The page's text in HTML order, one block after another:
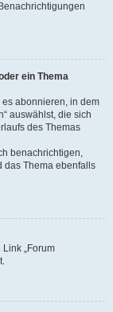
ein Thema
abonnieren, in dem
auswählst, die sich
des Themas
benachrichtigen,
das Thema ebenfalls
„Forum